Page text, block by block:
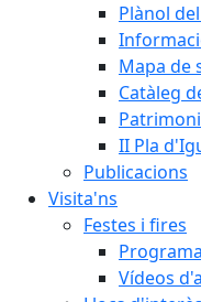
Plànol
Mapa de
Catàleg
II Pla
Publicacions
Visita'ns
Festes i fires
Vídeos